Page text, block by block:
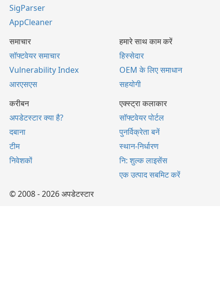
SigParser
AppCleaner
समाचार
सॉफ्टवेयर समाचार
Vulnerability Index
आरएसएस
हमारे साथ काम करें
हिस्सेदार
OEM के लिए समाधान
सहयोगी
करीबन
अपडेटस्टार क्या है?
दबाना
टीम
निवेशकों
एक्स्ट्रा कलाकार
सॉफ्टवेयर पोर्टल
पुनर्विक्रेता बनें
स्थान-निर्धारण
नि: शुल्क लाइसेंस
एक उत्पाद सबमिट करें
© 2008 - 2026 अपडेटस्टार